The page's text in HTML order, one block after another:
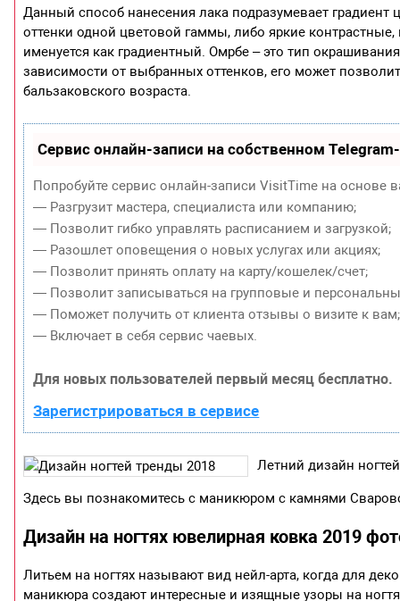
Данный способ нанесения лака подразумевает градиент
оттенки одной цветовой гаммы, либо яркие
именуется как градиентный. Омрбе – это тип
зависимости от выбранных оттенков, его может
бальзаковского возраста.
Сервис онлайн-записи на собственном
Попробуйте сервис онлайн-записи VisitTime на основе
— Разгрузит мастера, специалиста или компанию;
— Позволит гибко управлять расписанием и загрузкой;
— Разошлет оповещения о новых услугах или акциях;
— Позволит принять оплату на карту/кошелек/счет;
— Позволит записываться на групповые и
— Поможет получить от клиента отзывы о визите к вам;
— Включает в себя сервис чаевых.
Для новых пользователей первый месяц бесплатно.
Зарегистрироваться в сервисе
Летний дизайн
Здесь вы познакомитесь с маникюром с камнями
Дизайн на ногтях ювелирная ковка 2019
Литьем на ногтях называют вид нейл-арта, когда для
маникюра создают интересные и изящные узоры на